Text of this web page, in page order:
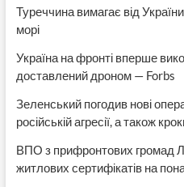
Туреччина вимагає від
морі
Україна на фронті вперше
доставлений дроном — Forbs
Зеленський погодив нові
російській агресії, а також
ВПО з прифронтових громад
житлових сертифікатів на